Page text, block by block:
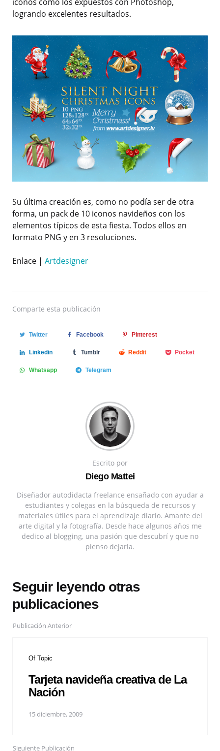
logrando excelentes resultados.
Su última creación es, como no podía ser de otra
forma, un pack de 10 iconos navideños con los
elementos típicos de esta fiesta. Todos ellos en
formato PNG y en 3 resoluciones.
Enlace | Artdesigner
Comparte esta publicación
Twitter Facebook Pinterest
Linkedin Tumblr Reddit Pocket
Whatsapp Telegram
Escrito por
Diego Mattei
Diseñador autodidacta freelance ensañado con ayudar a
estudiantes y colegas en la búsqueda de recursos y
materiales útiles para el aprendizaje diario. Amante del
arte digital y la fotografía. Desde hace algunos años me
dedico al blogging, una pasión que descubrí y que no
pienso dejarla.
Seguir leyendo otras
publicaciones
Publicación Anterior
Of Topic
Tarjeta navideña creativa de La
Nación
15 diciembre, 2009
Siguiente Publicación